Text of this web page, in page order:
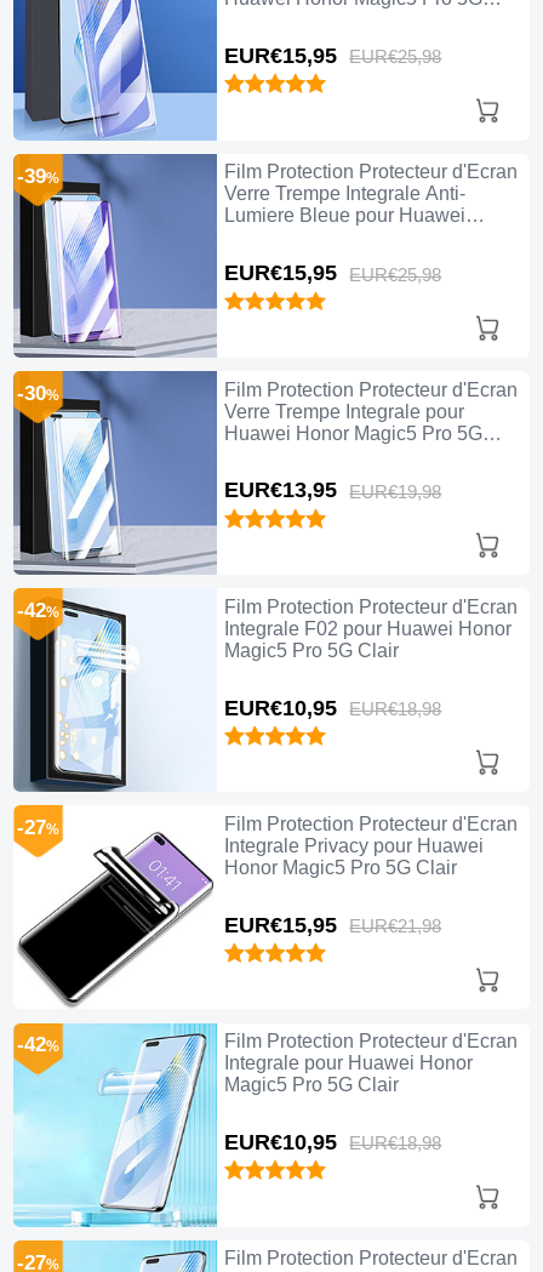
EUR€15,95 EUR€25,98
Film Protection Protecteur d'Ecran
Verre Trempe Integrale Anti-
Lumiere Bleue pour Huawei
EUR€15,95 EUR€25,98
-39%
Film Protection Protecteur d'Ecran
Verre Trempe Integrale pour
Huawei Honor Magic5 Pro 5G
EUR€13,95 EUR€19,98
-30%
Film Protection Protecteur d'Ecran
Integrale F02 pour Huawei Honor
Magic5 Pro 5G Clair
EUR€10,95 EUR€18,98
-42%
Film Protection Protecteur d'Ecran
Integrale Privacy pour Huawei
Honor Magic5 Pro 5G Clair
EUR€15,95 EUR€21,98
-27%
Film Protection Protecteur d'Ecran
Integrale pour Huawei Honor
Magic5 Pro 5G Clair
EUR€10,95 EUR€18,98
-42%
Film Protection Protecteur d'Ecran
-27%